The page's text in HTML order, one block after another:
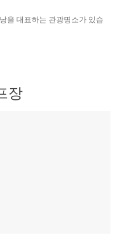
을 대표하는 관광명소가 있습
장